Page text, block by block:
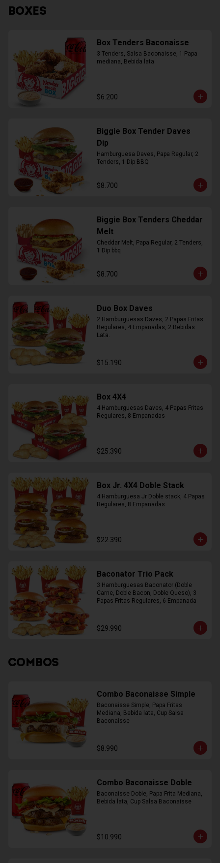
BOXES
Box Tenders Baconaisse
3 Tenders, Salsa Baconaisse, 1 Papa
mediana, Bebida lata
$6.200
Biggie Box Tender Daves
Dip
Hamburguesa Daves, Papa Regular, 2
Tenders, 1 Dip BBQ
$8.700
Biggie Box Tenders Cheddar
Melt
Cheddar Melt, Papa Regular, 2 Tenders,
1 Dip bbq
$8.700
Duo Box Daves
2 Hamburguesas Daves, 2 Papas Fritas
Regulares, 4 Empanadas, 2 Bebidas
Lata.
$15.190
Box 4X4
4 Hamburguesas Daves, 4 Papas Fritas
Regulares, 8 Empanadas
$25.390
Box Jr. 4X4 Doble Stack
4 Hamburguesa Jr Doble stack, 4 Papas
Regulares, 8 Empanadas
$22.390
Baconator Trio Pack
3 Hamburguesas Baconator (Doble
Carne, Doble Bacon, Doble Queso), 3
Papas Fritas Regulares, 6 Empanada
$29.990
COMBOS
Combo Baconaisse Simple
Baconaisse Simple, Papa Fritas
Mediana, Bebida lata, Cup Salsa
Baconaisse
$8.990
Combo Baconaisse Doble
Baconaisse Doble, Papa Frita Mediana,
Bebida lata, Cup Salsa Baconaisse
$10.990